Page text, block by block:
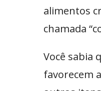
alimentos
chamada
Você sabia
favorecem